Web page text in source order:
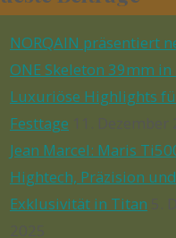
NORQAIN präsentiert
ONE Skeleton 39mm in
Luxuriöse Highlights
Festtage 11. Dezember
Jean Marcel: Maris
Hightech, Präzision und
Exklusivität in Titan 5.
2025